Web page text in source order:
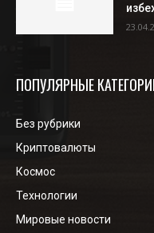
ПОПУЛЯРНЫЕ
Без рубрики
Криптовалюты
Космос
Технологии
Мировые новости